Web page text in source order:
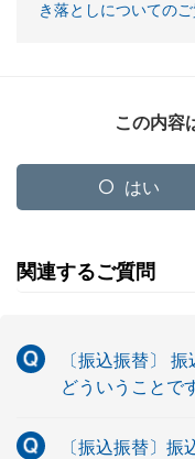
き落としについてのご
この内容
はい
関連するご質問
〔振込振替〕
どういうことで
〔振込振替〕